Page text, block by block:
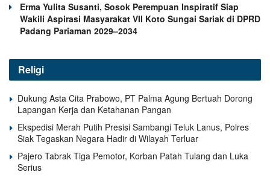
Erma Yulita Susanti, Sosok Perempuan Inspiratif Siap
Wakili Aspirasi Masyarakat VII Koto Sungai Sariak di DPRD
Padang Pariaman 2029–2034
Religi
Dukung Asta Cita Prabowo, PT Palma Agung Bertuah Dorong
Lapangan Kerja dan Ketahanan Pangan
Ekspedisi Merah Putih Presisi Sambangi Teluk Lanus, Polres
Siak Tegaskan Negara Hadir di Wilayah Terluar
Pajero Tabrak Tiga Pemotor, Korban Patah Tulang dan Luka
Serius